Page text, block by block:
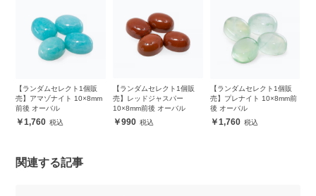
【ランダムセレクト1個販
売】アマゾナイト 10×8mm
前後 オーバル
1,760
【ランダムセレクト1個販
売】レッドジャスパー
10×8mm前後 オーバル
990
【ランダムセレクト1個販
売】プレナイト 10×8mm前
後 オーバル
1,760
関連する記事